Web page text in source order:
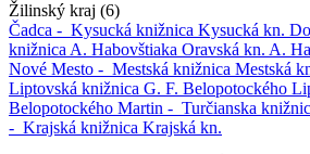
Žilinský kraj (6)
Čadca - Kysucká knižnica Kysucká kn.
knižnica A. Habovštiaka Oravská kn. A.
Nové Mesto - Mestská knižnica Mestská
Liptovská knižnica G. F. Belopotockého
Belopotockého Martin - Turčianska
- Krajská knižnica Krajská kn.